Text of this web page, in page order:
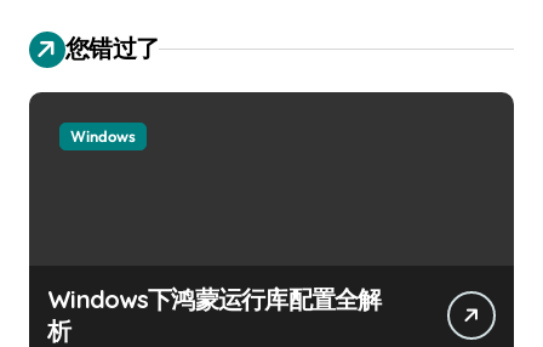
您错过了
Windows
Windows下鸿蒙运行库配置全解
析